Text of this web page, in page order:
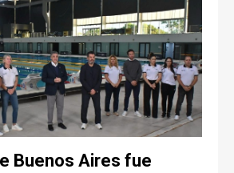
Buenos Aires fue